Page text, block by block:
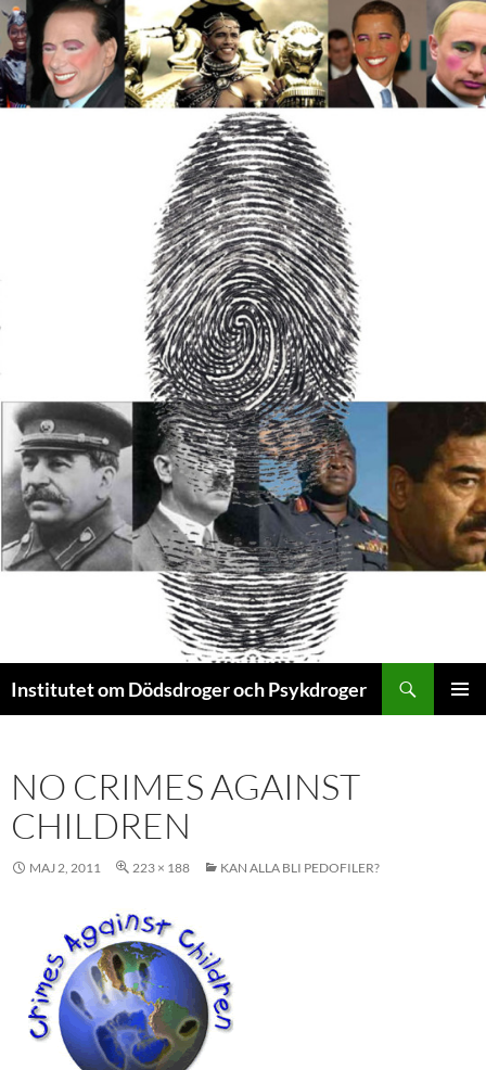
Institutet om Dödsdroger och Psykdroger
NO CRIMES AGAINST
CHILDREN
MAJ 2, 2011 223 × 188 KAN ALLA BLI PEDOFILER?